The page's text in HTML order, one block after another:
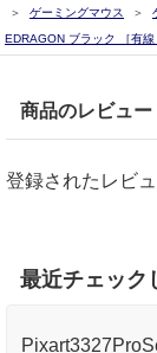
ゲーミングマウス
EDRAGON ブラック ［有線
商品のレビュー
登録されたレビ
最近チェック